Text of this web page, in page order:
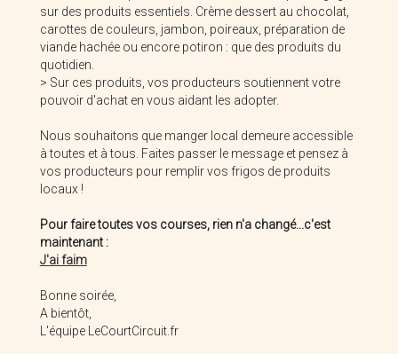
Champagne Leclère Torrens Earl Vilbert Richard
Jardinons Notre Santé
sur des produits essentiels. Crème dessert au chocolat,
carottes de couleurs, jambon, poireaux, préparation de
viande hachée ou encore potiron : que des produits du
quotidien.
> Sur ces produits, vos producteurs soutiennent votre
pouvoir d'achat en vous aidant les adopter.
Nous souhaitons que manger local demeure accessible
à toutes et à tous. Faites passer le message et pensez à
vos producteurs pour remplir vos frigos de produits
locaux !
Pour faire toutes vos courses, rien n'a changé...c'est
maintenant :
J'ai faim
Bonne soirée,
A bientôt,
L'équipe LeCourtCircuit.fr